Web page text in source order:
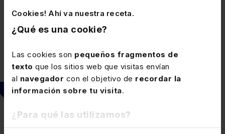
Cookies! Ahí va nuestra receta.
¿Qué es una cookie?
Las cookies son pequeños fragmentos de
texto que los sitios web que visitas envían
al navegador con el objetivo de recordar la
información sobre tu visita.
¿Para qué las utilizamos?
(5)
Nuevo